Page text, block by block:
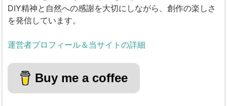
DIY精神と自然への感謝を大切にしながら、創作の楽しさ
を発信しています。
運営者プロフィール＆当サイトの詳細
Buy me a coffee